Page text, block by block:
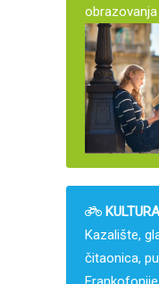
obrazovanja
KULTURA
Kazalište,
čitaonica,